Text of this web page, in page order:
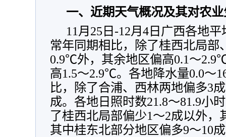
一、近期天气概况及其对农
11月25日-12月4日广西各地
常年同期相比，除了桂西北局部
0.9℃外，其余地区偏高0.1～
高1.5～2.9℃。各地降水量0.0～
比，除了合浦、西林两地偏多3
成。各地日照时数21.8～81.9小
了桂西北局部偏少1～2成以外，
其中桂东北部分地区偏多9～10